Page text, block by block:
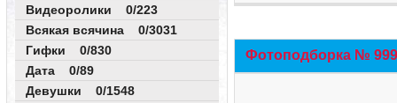
Видеоролики 0/223
Всякая всячина 0/3031
Гифки 0/830
Дата 0/89
Девушки 0/1548
Фотоподборка №